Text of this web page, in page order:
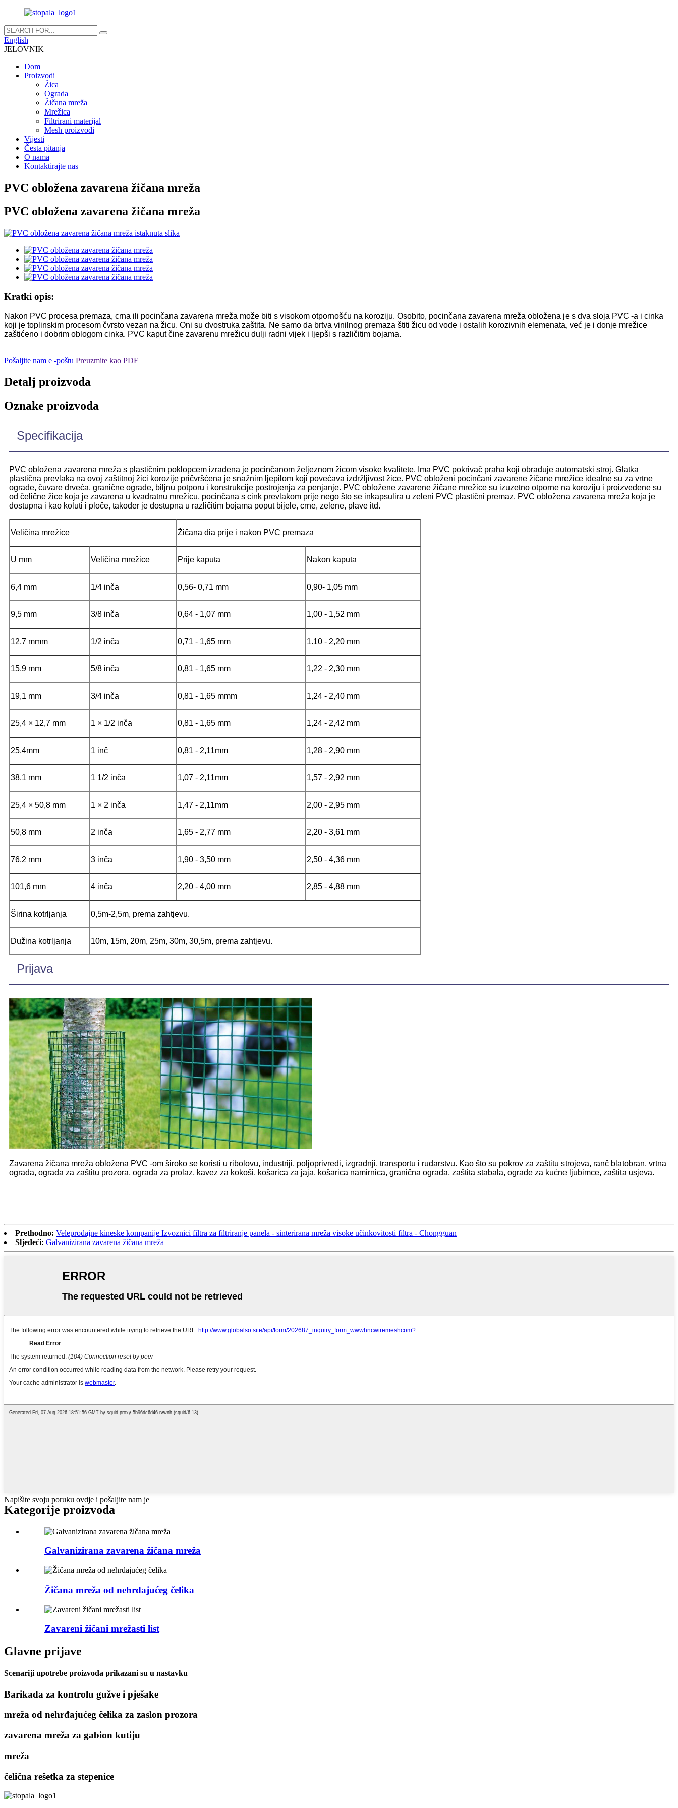
English
JELOVNIK
Dom
Proizvodi
Žica
Ograda
Žičana mreža
Mrežica
Filtrirani materijal
Mesh proizvodi
Vijesti
Česta pitanja
O nama
Kontaktirajte nas
PVC obložena zavarena žičana mreža
PVC obložena zavarena žičana mreža
Kratki opis:
Nakon PVC procesa premaza, crna ili pocinčana zavarena mreža može biti s visokom otpornošću na koroziju. Osobito, pocinčana zavarena mreža obložena je s dva sloja PVC -a i cinka
koji je toplinskim procesom čvrsto vezan na žicu. Oni su dvostruka zaštita. Ne samo da brtva vinilnog premaza štiti žicu od vode i ostalih korozivnih elemenata, već je i donje mrežice
zaštićeno i dobrim oblogom cinka. PVC kaput čine zavarenu mrežicu dulji radni vijek i ljepši s različitim bojama.
Pošaljite nam e -poštu Preuzmite kao PDF
Detalj proizvoda
Oznake proizvoda
Specifikacija
PVC obložena zavarena mreža s plastičnim poklopcem izrađena je pocinčanom željeznom žicom visoke kvalitete. Ima PVC pokrivač praha koji obrađuje automatski stroj. Glatka
plastična prevlaka na ovoj zaštitnoj žici korozije pričvršćena je snažnim ljepilom koji povećava izdržljivost žice. PVC obloženi pocinčani zavarene žičane mrežice idealne su za vrtne
ograde, čuvare drveća, granične ograde, biljnu potporu i konstrukcije postrojenja za penjanje. PVC obložene zavarene žičane mrežice su izuzetno otporne na koroziju i proizvedene su
od čelične žice koja je zavarena u kvadratnu mrežicu, pocinčana s cink prevlakom prije nego što se inkapsulira u zeleni PVC plastični premaz. PVC obložena zavarena mreža koja je
dostupna i kao koluti i ploče, također je dostupna u različitim bojama poput bijele, crne, zelene, plave itd.
Veličina mrežice Žičana dia prije i nakon PVC premaza
U mm Veličina mrežice Prije kaputa Nakon kaputa
6,4 mm 1/4 inča 0,56- 0,71 mm 0,90- 1,05 mm
9,5 mm 3/8 inča 0,64 - 1,07 mm 1,00 - 1,52 mm
12,7 mmm 1/2 inča 0,71 - 1,65 mm 1.10 - 2,20 mm
15,9 mm 5/8 inča 0,81 - 1,65 mm 1,22 - 2,30 mm
19,1 mm 3/4 inča 0,81 - 1,65 mmm 1,24 - 2,40 mm
25,4 × 12,7 mm 1 × 1/2 inča 0,81 - 1,65 mm 1,24 - 2,42 mm
25.4mm 1 inč 0,81 - 2,11mm 1,28 - 2,90 mm
38,1 mm 1 1/2 inča 1,07 - 2,11mm 1,57 - 2,92 mm
25,4 × 50,8 mm 1 × 2 inča 1,47 - 2,11mm 2,00 - 2,95 mm
50,8 mm 2 inča 1,65 - 2,77 mm 2,20 - 3,61 mm
76,2 mm 3 inča 1,90 - 3,50 mm 2,50 - 4,36 mm
101,6 mm 4 inča 2,20 - 4,00 mm 2,85 - 4,88 mm
Širina kotrljanja 0,5m-2,5m, prema zahtjevu.
Dužina kotrljanja 10m, 15m, 20m, 25m, 30m, 30,5m, prema zahtjevu.
Prijava
Zavarena žičana mreža obložena PVC -om široko se koristi u ribolovu, industriji, poljoprivredi, izgradnji, transportu i rudarstvu. Kao što su pokrov za zaštitu strojeva, ranč blatobran, vrtna
ograda, ograda za zaštitu prozora, ograda za prolaz, kavez za kokoši, košarica za jaja, košarica namirnica, granična ograda, zaštita stabala, ograde za kućne ljubimce, zaštita usjeva.
Prethodno: Veleprodajne kineske kompanije Izvoznici filtra za filtriranje panela - sinterirana mreža visoke učinkovitosti filtra - Chongguan
Sljedeći: Galvanizirana zavarena žičana mreža
Napišite svoju poruku ovdje i pošaljite nam je
Kategorije proizvoda
Galvanizirana zavarena žičana mreža
Žičana mreža od nehrđajućeg čelika
Zavareni žičani mrežasti list
Glavne prijave
Scenariji upotrebe proizvoda prikazani su u nastavku
Barikada za kontrolu gužve i pješake
mreža od nehrđajućeg čelika za zaslon prozora
zavarena mreža za gabion kutiju
mreža
čelična rešetka za stepenice